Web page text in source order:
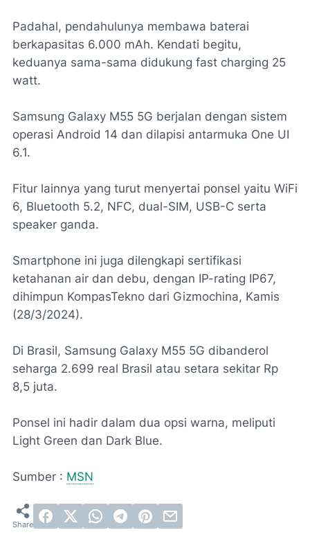
Padahal, pendahulunya membawa baterai
berkapasitas 6.000 mAh. Kendati begitu,
keduanya sama-sama didukung fast charging 25
watt.
Samsung Galaxy M55 5G berjalan dengan sistem
operasi Android 14 dan dilapisi antarmuka One UI
6.1.
Fitur lainnya yang turut menyertai ponsel yaitu WiFi
6, Bluetooth 5.2, NFC, dual-SIM, USB-C serta
speaker ganda.
Smartphone ini juga dilengkapi sertifikasi
ketahanan air dan debu, dengan IP-rating IP67,
dihimpun KompasTekno dari Gizmochina, Kamis
(28/3/2024).
Di Brasil, Samsung Galaxy M55 5G dibanderol
seharga 2.699 real Brasil atau setara sekitar Rp
8,5 juta.
Ponsel ini hadir dalam dua opsi warna, meliputi
Light Green dan Dark Blue.
Sumber : MSN